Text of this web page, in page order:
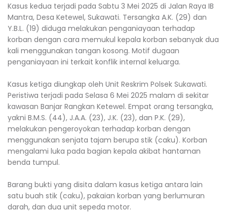
Kasus kedua terjadi pada Sabtu 3 Mei 2025 di Jalan Raya IB
Mantra, Desa Ketewel, Sukawati. Tersangka A.K. (29) dan
Y.B.L. (19) diduga melakukan penganiayaan terhadap
korban dengan cara memukul kepala korban sebanyak dua
kali menggunakan tangan kosong. Motif dugaan
penganiayaan ini terkait konflik internal keluarga.
Kasus ketiga diungkap oleh Unit Reskrim Polsek Sukawati.
Peristiwa terjadi pada Selasa 6 Mei 2025 malam di sekitar
kawasan Banjar Rangkan Ketewel. Empat orang tersangka,
yakni B.M.S. (44), J.A.A. (23), J.K. (23), dan P.K. (29),
melakukan pengeroyokan terhadap korban dengan
menggunakan senjata tajam berupa stik (caku). Korban
mengalami luka pada bagian kepala akibat hantaman
benda tumpul.
Barang bukti yang disita dalam kasus ketiga antara lain
satu buah stik (caku), pakaian korban yang berlumuran
darah, dan dua unit sepeda motor.